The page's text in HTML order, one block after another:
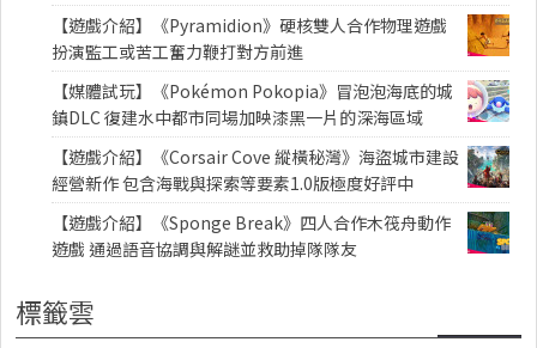
【遊戲介紹】《Pyramidion》硬核雙人合作物理遊戲
扮演監工或苦工奮力鞭打對方前進
【媒體試玩】《Pokémon Pokopia》冒泡泡海底的城
鎮DLC 復建水中都市同場加映漆黑一片的深海區域
【遊戲介紹】《Corsair Cove 縱橫秘灣》海盜城市建設
經營新作 包含海戰與探索等要素1.0版極度好評中
【遊戲介紹】《Sponge Break》四人合作木筏舟動作
遊戲 通過語音協調與解謎並救助掉隊隊友
標籤雲